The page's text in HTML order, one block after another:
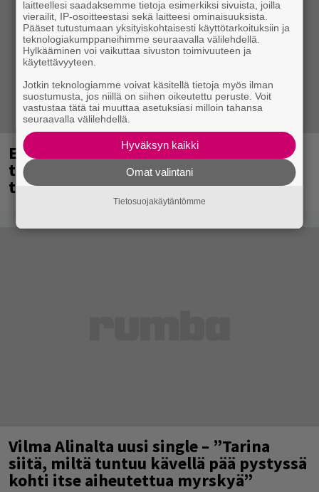
Eppu Normaalin viimeinen keikka
tänään – katso kuvagalleria torstailta
täältä
Vilma Alinalta uusi single – ”Tarina
siitä, miltä tuntuu kävellä pää pystyssä
kohti itse aiheutettua myrskyä”
laitteellesi saadaksemme tietoja esimerkiksi sivuista, joilla
vierailit, IP-osoitteestasi sekä laitteesi ominaisuuksista.
Pääset tutustumaan yksityiskohtaisesti käyttötarkoituksiin ja
teknologiakumppaneihimme seuraavalla välilehdellä.
Hylkääminen voi vaikuttaa sivuston toimivuuteen ja
käytettävyyteen.
Jotkin teknologiamme voivat käsitellä tietoja myös ilman
suostumusta, jos niillä on siihen oikeutettu peruste. Voit
vastustaa tätä tai muuttaa asetuksiasi milloin tahansa
seuraavalla välilehdellä.
Hyväksyn kaikki
Omat valintani
Tietosuojakäytäntömme